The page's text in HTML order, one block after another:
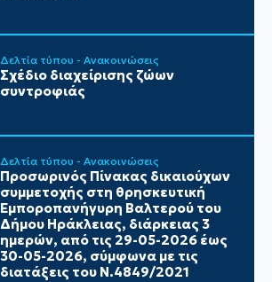
Δελτία τύπου - Ανακοινώσεις
Σχέδιο διαχείρισης ζώων
συντροφιάς
Δελτία τύπου - Ανακοινώσεις
Προσωρινός Πίνακας δικαιούχων
συμμετοχής στη θρησκευτική
Εμποροπανήγυρη Βαλτερού του
Δήμου Ηράκλειας, διάρκειας 3
ημερών, από τις 29-05-2026 έως
30-05-2026, σύμφωνα με τις
διατάξεις του Ν.4849/2021